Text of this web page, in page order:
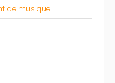
de musique